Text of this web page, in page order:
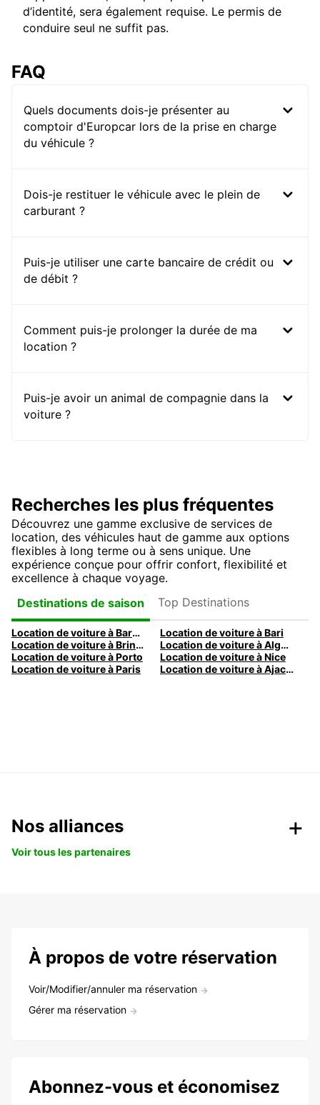
d’identité, sera également requise. Le permis de
conduire seul ne suffit pas.
FAQ
Quels documents dois-je présenter au
comptoir d'Europcar lors de la prise en charge
du véhicule ?
Dois-je restituer le véhicule avec le plein de
carburant ?
Puis-je utiliser une carte bancaire de crédit ou
de débit ?
Comment puis-je prolonger la durée de ma
location ?
Puis-je avoir un animal de compagnie dans la
voiture ?
Recherches les plus fréquentes
Découvrez une gamme exclusive de services de
location, des véhicules haut de gamme aux options
flexibles à long terme ou à sens unique. Une
expérience conçue pour offrir confort, flexibilité et
excellence à chaque voyage.
Destinations de saison
Top Destinations
Location de voiture à Barcelone
Location de voiture à Bari
Location de voiture à Brindisi
Location de voiture à Alghero
Location de voiture à Porto
Location de voiture à Nice
Location de voiture à Paris
Location de voiture à Ajaccio
Nos alliances
Voir tous les partenaires
À propos de votre réservation
Voir/Modifier/annuler ma réservation
Gérer ma réservation
Abonnez-vous et économisez